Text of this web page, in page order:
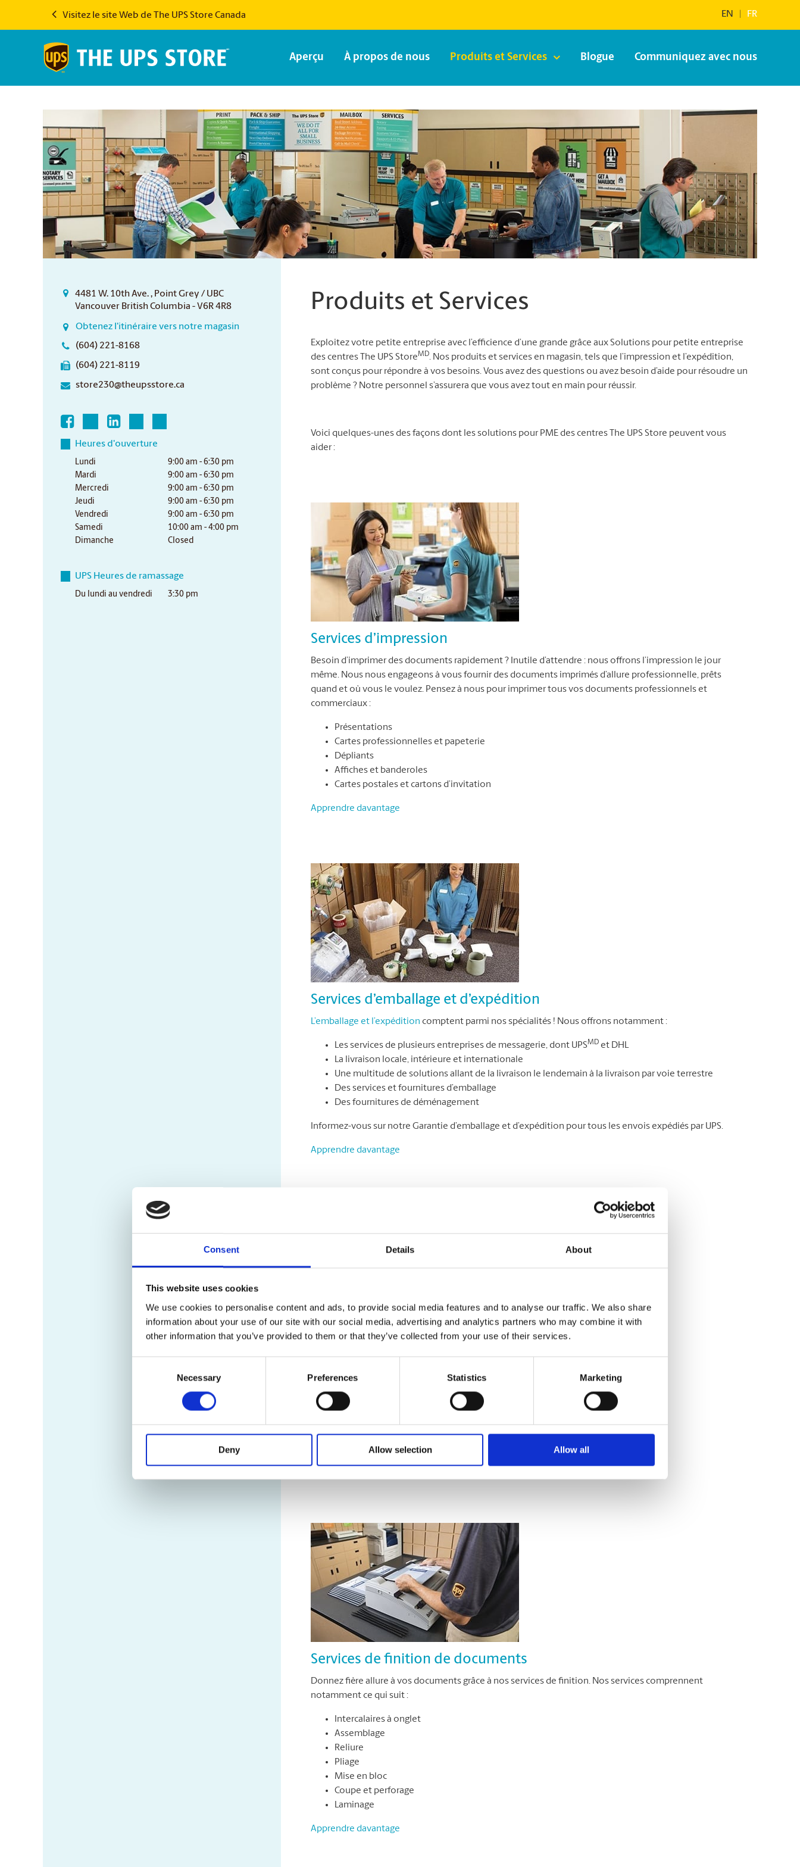
Consent Details About
This website uses cookies
We use cookies to personalise content and ads, to provide social media features and to analyse our traffic. We also share
information about your use of our site with our social media, advertising and analytics partners who may combine it with
other information that you’ve provided to them or that they’ve collected from your use of their services.
Necessary Preferences Statistics Marketing
Deny Allow selection Allow all
Visitez le site Web de The UPS Store Canada EN FR
Aperçu À propos de nous Produits et Services Blogue Communiquez avec nous
4481 W. 10th Ave. , Point Grey / UBC
Vancouver British Columbia - V6R 4R8
Obtenez l'itinéraire vers notre magasin
(604) 221-8168
(604) 221-8119
store230@theupsstore.ca
Heures d'ouverture
Lundi
9:00 am - 6:30 pm
Mardi
9:00 am - 6:30 pm
Mercredi
9:00 am - 6:30 pm
Jeudi
9:00 am - 6:30 pm
Vendredi
9:00 am - 6:30 pm
Samedi
10:00 am - 4:00 pm
Dimanche
Closed
UPS Heures de ramassage
Du lundi au vendredi 3:30 pm
Produits et Services
Exploitez votre petite entreprise avec l’efficience d’une grande grâce aux Solutions pour petite entreprise
des centres The UPS StoreMD. Nos produits et services en magasin, tels que l’impression et l’expédition,
sont conçus pour répondre à vos besoins. Vous avez des questions ou avez besoin d’aide pour résoudre un
problème ? Notre personnel s’assurera que vous avez tout en main pour réussir.
Voici quelques-unes des façons dont les solutions pour PME des centres The UPS Store peuvent vous
aider :
Services d’impression
Besoin d’imprimer des documents rapidement ? Inutile d’attendre : nous offrons l’impression le jour
même. Nous nous engageons à vous fournir des documents imprimés d’allure professionnelle, prêts
quand et où vous le voulez. Pensez à nous pour imprimer tous vos documents professionnels et
commerciaux :
Présentations
Cartes professionnelles et papeterie
Dépliants
Affiches et banderoles
Cartes postales et cartons d’invitation
Apprendre davantage
Services d’emballage et d’expédition
L’emballage et l’expédition comptent parmi nos spécialités ! Nous offrons notamment :
Les services de plusieurs entreprises de messagerie, dont UPSMD et DHL
La livraison locale, intérieure et internationale
Une multitude de solutions allant de la livraison le lendemain à la livraison par voie terrestre
Des services et fournitures d’emballage
Des fournitures de déménagement
Informez-vous sur notre Garantie d’emballage et d’expédition pour tous les envois expédiés par UPS.
Apprendre davantage
Services de location de boîte postale
Réception de colis livrés par toutes les entreprises de messagerie
Retenue et réacheminement du courrier
Apprendre davantage
Services de finition de documents
Donnez fière allure à vos documents grâce à nos services de finition. Nos services comprennent
notamment ce qui suit :
Intercalaires à onglet
Assemblage
Reliure
Pliage
Mise en bloc
Coupe et perforage
Laminage
Apprendre davantage